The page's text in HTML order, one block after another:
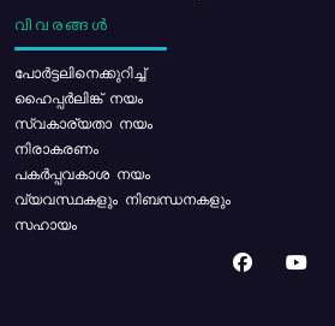
വിവരങ്ങൾ
പോര്‍ട്ടലിനെക്കുറിച്ച്
ഹൈപ്പർലിങ്ക് നയം
സ്വകാര്യതാ നയം
നിരാകരണം
പകർപ്പവകാശ നയം
വ്യവസ്ഥകളും നിബന്ധനകളും
സഹായം